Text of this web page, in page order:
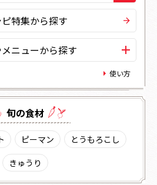
ピ特集から探す
ニューから探す
使い方
旬の⾷材
ピーマン
とうもろこし
きゅうり